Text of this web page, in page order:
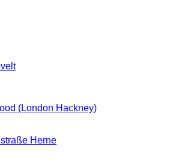
(London Hackney)
Herne